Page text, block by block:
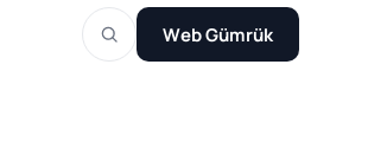
Web Gümrük